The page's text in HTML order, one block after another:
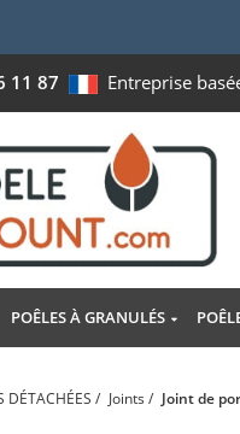
11 87 Entreprise
POÊLES À GRANULÉS
DÉTACHÉES / Joints / Joint de